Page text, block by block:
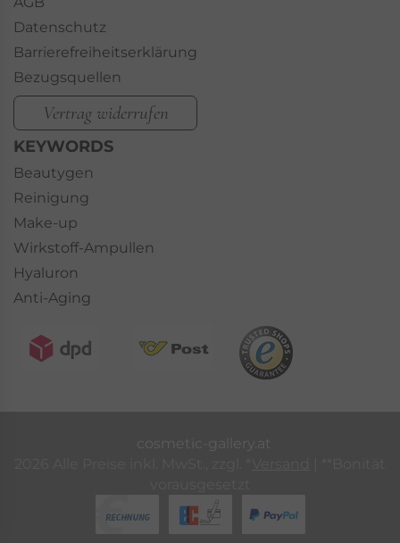
Datenschutz
Barrierefreiheitserklärung
Bezugsquellen
Vertrag widerrufen
KEYWORDS
Beautygen
Reinigung
Make-up
Wirkstoff-Ampullen
Hyaluron
Anti-Aging
cosmetic-gallery.at